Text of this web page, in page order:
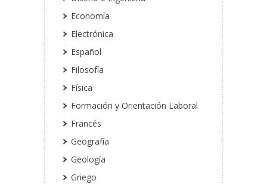
Economía
Electrónica
Español
Filosofía
Física
Formación y Orientación Laboral
Francés
Geografía
Geología
Griego